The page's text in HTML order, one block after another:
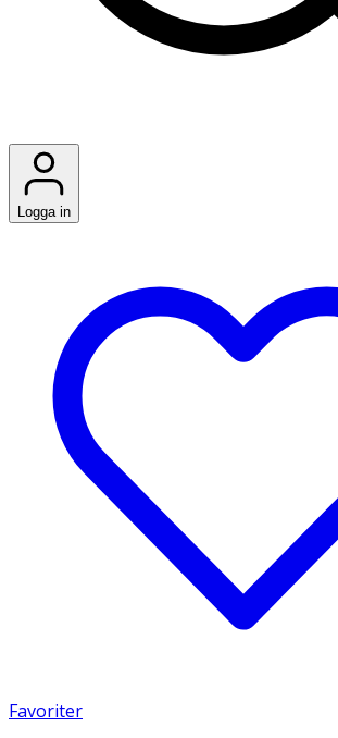
Logga in
Favoriter